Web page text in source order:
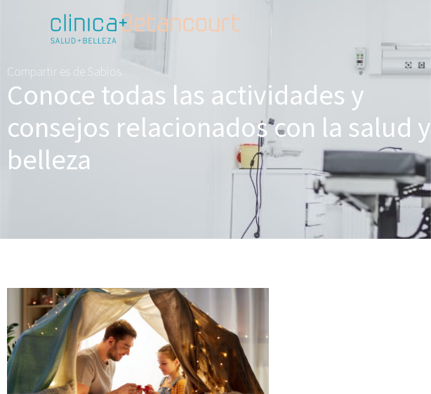
Compartir es de Sabios
Conoce todas las actividades y
consejos relacionados con la salud y
belleza